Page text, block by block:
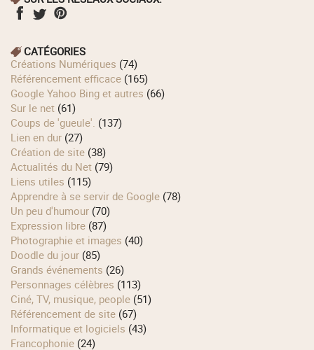
CATÉGORIES
Créations Numériques (74)
Référencement efficace (165)
Google Yahoo Bing et autres (66)
Sur le net (61)
Coups de 'gueule'. (137)
Lien en dur (27)
Création de site (38)
Actualités du Net (79)
Liens utiles (115)
Apprendre à se servir de Google (78)
Un peu d'humour (70)
Expression libre (87)
Photographie et images (40)
Doodle du jour (85)
Grands événements (26)
Personnages célèbres (113)
Ciné, TV, musique, people (51)
Référencement de site (67)
Informatique et logiciels (43)
Francophonie (24)